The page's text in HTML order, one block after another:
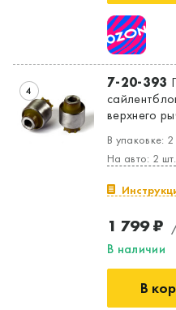
4 7-20-393
верхнего
В упаковке: 2
На авто: 2 шт.
1 799 ₽
В наличии
В